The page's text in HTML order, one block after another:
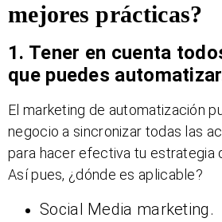
mejores prácticas?
1. Tener en cuenta
que puedes
El marketing de automatización
negocio a sincronizar todas las
para hacer efectiva tu estrategia
Así pues, ¿dónde es aplicable?
Social Media marketing.